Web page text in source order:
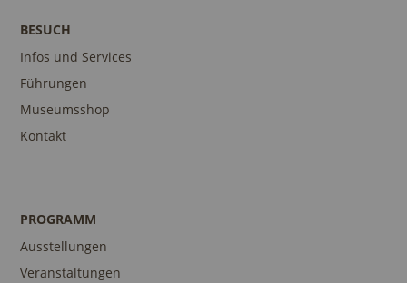
BESUCH
Infos und Services
Führungen
Museumsshop
Kontakt
PROGRAMM
Ausstellungen
Veranstaltungen